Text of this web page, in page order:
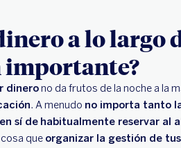
a lo largo
importante?
dinerono da frutos de la noche a la
. A menudo no importa tanto
sí de habitualmente reservar al
que organizar la gestión de